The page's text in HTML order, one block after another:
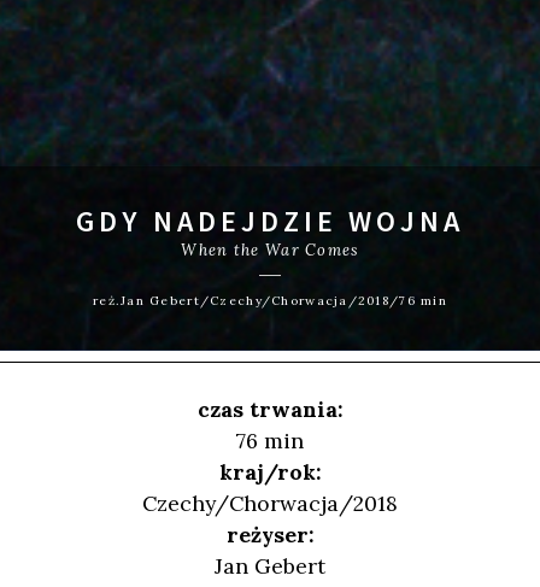
GDY NADEJDZIE WOJNA
When the War Comes
reż.Jan Gebert/Czechy/Chorwacja/2018/76 min
czas trwania:
76 min
kraj/rok:
Czechy/Chorwacja/2018
reżyser:
Jan Gebert